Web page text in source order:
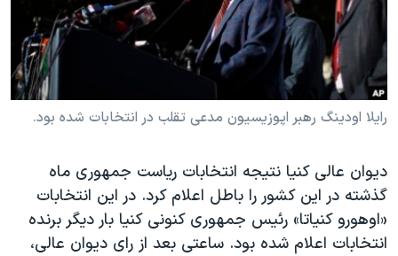
فرهنگ و زندگی
حقوق شهروندی
اقتصادی
علم و فناوری
گالری عکس
آرشیو پخش زنده
مستندها
انتخابات ریاست جمهوری آمریکا ۲۰۲۴
حمله جمهوری اسلامی به اسرائیل
رمز مهسا
اعتراضات زن، زندگی، آزادی
مجموعه مستندهای دادخواهی
تریبونال مردمی آبان ۹۸
دنبال کنید
رایلا اودینگ رهبر اپوزیسیون مدعی تقلب در انتخابات شده بود.
‎دیوان عالی کنیا نتیجه انتخابات ریاست جمهوری ماه
گذشته در این کشور را باطل اعلام کرد. در این انتخابات
«اوهورو کنیاتا» رئیس جمهوری کنونی کنیا بار دیگر برنده
انتخابات اعلام شده بود. ساعتی بعد از رای دیوان عالی،